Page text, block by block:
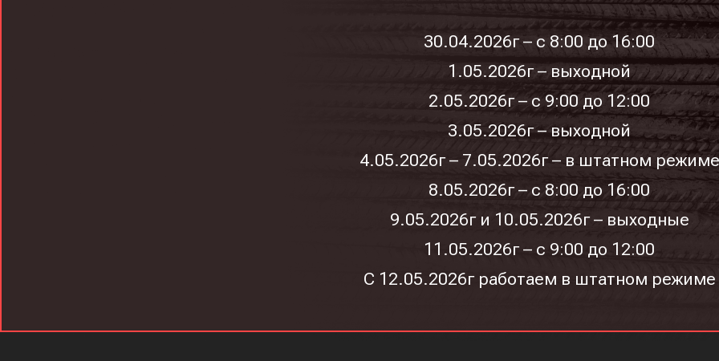
30.04.2026г – с 8:00 до 16:00
1.05.2026г – выходной
2.05.2026г – с 9:00 до 12:00
3.05.2026г – выходной
4.05.2026г – 7.05.2026г – в штатном режиме
8.05.2026г – с 8:00 до 16:00
9.05.2026г и 10.05.2026г – выходные
11.05.2026г – с 9:00 до 12:00
С 12.05.2026г работаем в штатном режиме